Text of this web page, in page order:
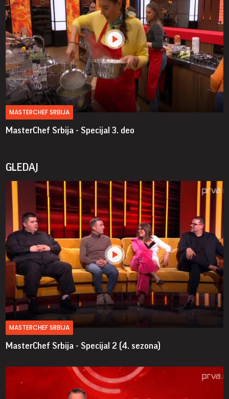
MASTERCHEF SRBIJA
MasterChef Srbija - Specijal 3. deo
GLEDAJ
MASTERCHEF SRBIJA
MasterChef Srbija - Specijal 2 (4. sezona)